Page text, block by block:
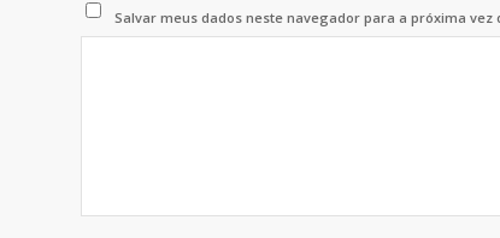
Salvar meus dados neste navegador para a próxima vez